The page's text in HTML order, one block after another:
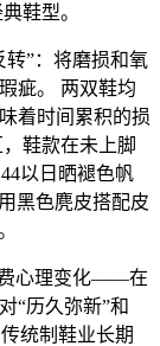
鞋型。
”：将磨损和氧
疵。 两双鞋均
着时间累积的损
鞋款在未上脚
以日晒褪色帆
黑色麂皮搭配皮
心理变化——在
“历久弥新”和
统制鞋业长期